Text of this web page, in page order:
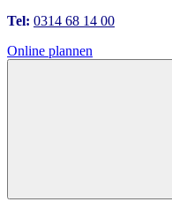
Tel: 0314 68 14 00
Online plannen